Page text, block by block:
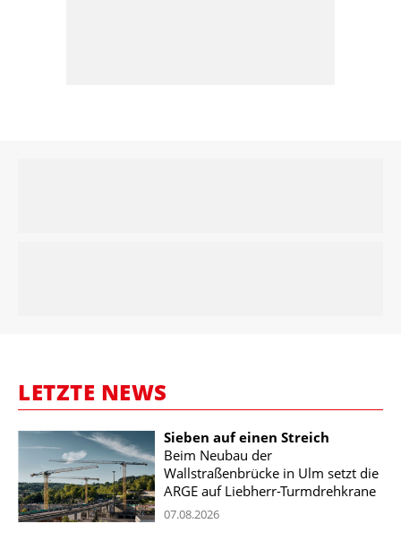
LETZTE NEWS
Sieben auf einen Streich
Beim Neubau der
Wallstraßenbrücke in Ulm setzt die
ARGE auf Liebherr-Turmdrehkrane
07.08.2026